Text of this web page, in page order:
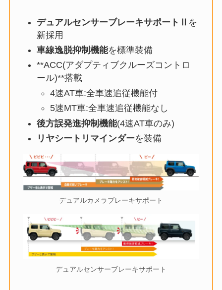
デュアルセンサーブレーキサポートⅡ を
新採用
車線逸脱抑制機能を標準装備
**ACC(アダプティブクルーズコントロ
ール)**搭載
4速AT車:全車速追従機能付
5速MT車:全車速追従機能なし
後方誤発進抑制機能(4速AT車のみ)
リヤシートリマインダーを装備
デュアルカメラブレーキサポート
デュアルセンサーブレーキサポート